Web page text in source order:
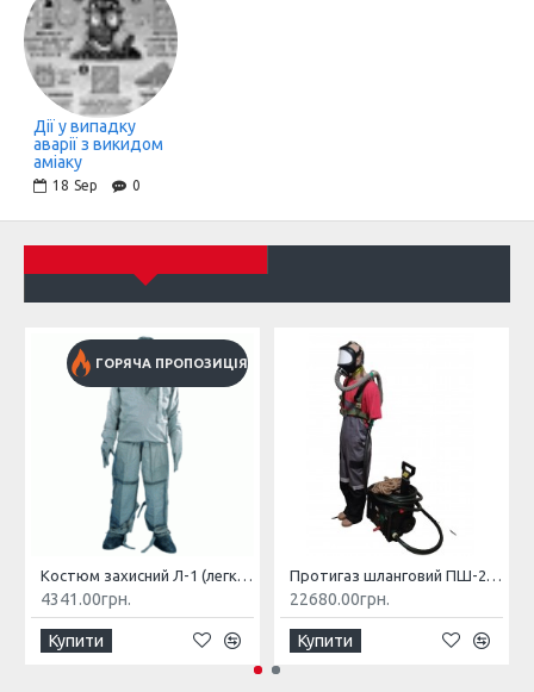
Дії у випадку
аварії з викидом
аміаку
18 Sep 0
ГОРЯЧА ПРОПОЗИЦІЯ
Костюм захисний Л-1 (легкий)
4341.00грн.
Купити
Протигаз шланговий ПШ-20РВ
22680.00грн.
Купити